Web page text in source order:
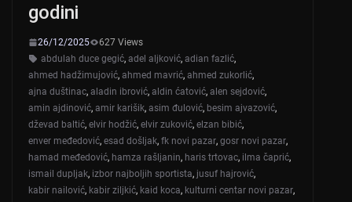
godini
26/12/2025
627 Views
abdulah duce gegić, adel aljković, adian fazlić,
ahmed hadžimujović, ahmed mavrić, ahmed zukorlić,
ajna duštinac, aladin ibrović, aldin ćatović, alen sejdović,
amin ajdinović, amir karišik, asim đulović, besim ajvazović,
dževad baltić, elvir hodžić, elvir zuković, elzan bibić,
enver međedović, esad došljak, fk novi pazar, gosr novi pazar,
hamad međedović, hamza rašljanin, haris trtovac, ilma čaprić,
ismail dupljak, izbor najboljih sportista, jusuf hajrović,
kabir nailović, kabir ziljkić, kaid koca, kulturni centar novi pazar,